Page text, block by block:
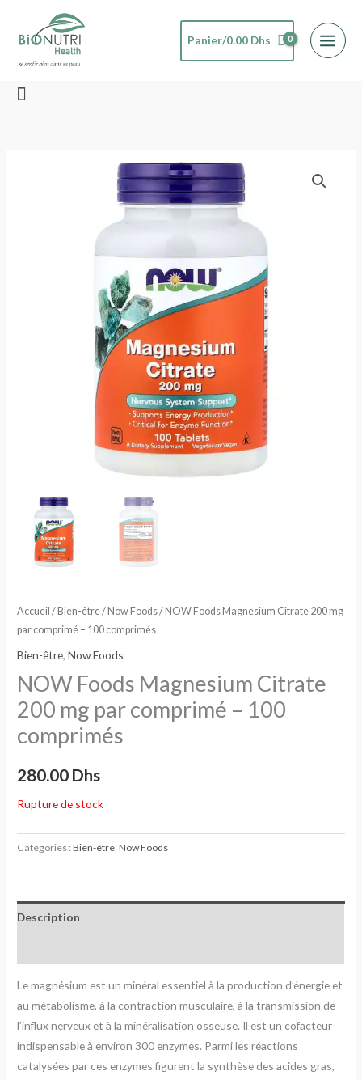
contenu
Panier/0.00 Dhs
Rechercher
Accueil / Bien-être/ Now Foods/ NOW Foods Magnesium Citrate 200 mg
par comprimé – 100 comprimés
Bien-être,Now Foods
NOW Foods Magnesium Citrate
200 mg par comprimé – 100
comprimés
280.00 Dhs
Rupture de stock
Catégories :Bien-être,Now Foods
Description
Le magnésium est un minéral essentiel à la production d’énergie et
au métabolisme, à la contraction musculaire, à la transmission de
l’influx nerveux et à la minéralisation osseuse. Il est un cofacteur
indispensable à environ 300 enzymes. Parmi les réactions
catalysées par ces enzymes figurent la synthèse des acides gras,